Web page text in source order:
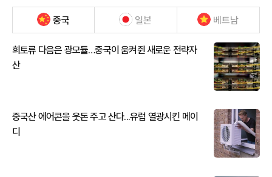
중국 일본 베트남
희토류 다음은 광모듈…중국이 움켜쥔 새로운 전략자
산
중국산 에어콘을 웃돈 주고 산다...유럽 열광시킨 메이
디